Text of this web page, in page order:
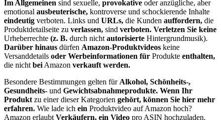
Im Allgemeinen sind sexuelle, provokative oder anzügliche, aber
emotional ausbeuterische, kontroverse und schockierende Inhalte
eindeutig verboten. Links und URLs, die Kunden auffordern, die
Produktdetailseite zu verlassen, sind verboten. Verletzen Sie keine
Urheberrechte (z. B. durch nicht autorisierte Hintergrundmusik).
Darüber hinaus dürfen Amazon-Produktvideos keine
Versanddetails oder Werbeinformationen für Produkte enthalten,
die nicht bei Amazon verkauft werden.
Besondere Bestimmungen gelten für Alkohol, Schönheits-,
Gesundheits- und Gewichtsabnahmeprodukte. Wenn Ihr
Produkt zu einer dieser Kategorien gehört, können Sie hier mehr
erfahren. Wie lade ich ein Produktvideo auf Amazon hoch?
Amazon erlaubt Verkäufern, ein Video pro ASIN hochzuladen.